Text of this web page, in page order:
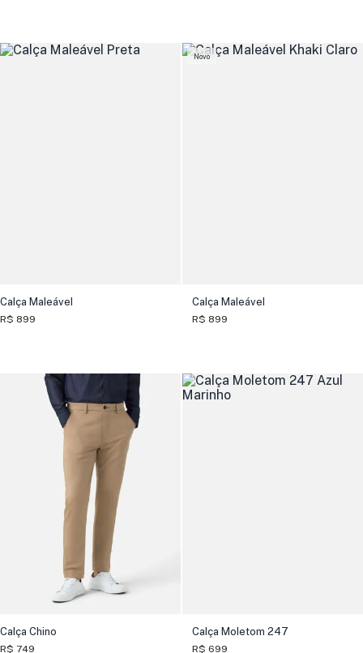
Calça Maleável
R$ 899
Novo
Calça Maleável
R$ 899
Calça Chino
R$ 749
Calça Moletom 247
R$ 699